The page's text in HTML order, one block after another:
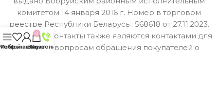
комитетом 14 января 2016 г. Номер в торговом
реестре Республики Беларусь : 568618 от 27.11.2023.
Указанные контакты также являются контактами для
связи по вопросам обращения покупателей о
Избранное
Мой аккаунт
0
Заказ
Позвонить